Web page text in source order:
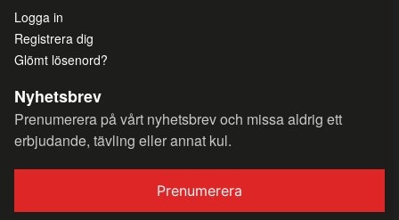
Logga in
Registrera dig
Glömt lösenord?
Nyhetsbrev
Prenumerera på vårt nyhetsbrev och missa aldrig ett
erbjudande, tävling eller annat kul.
Prenumerera